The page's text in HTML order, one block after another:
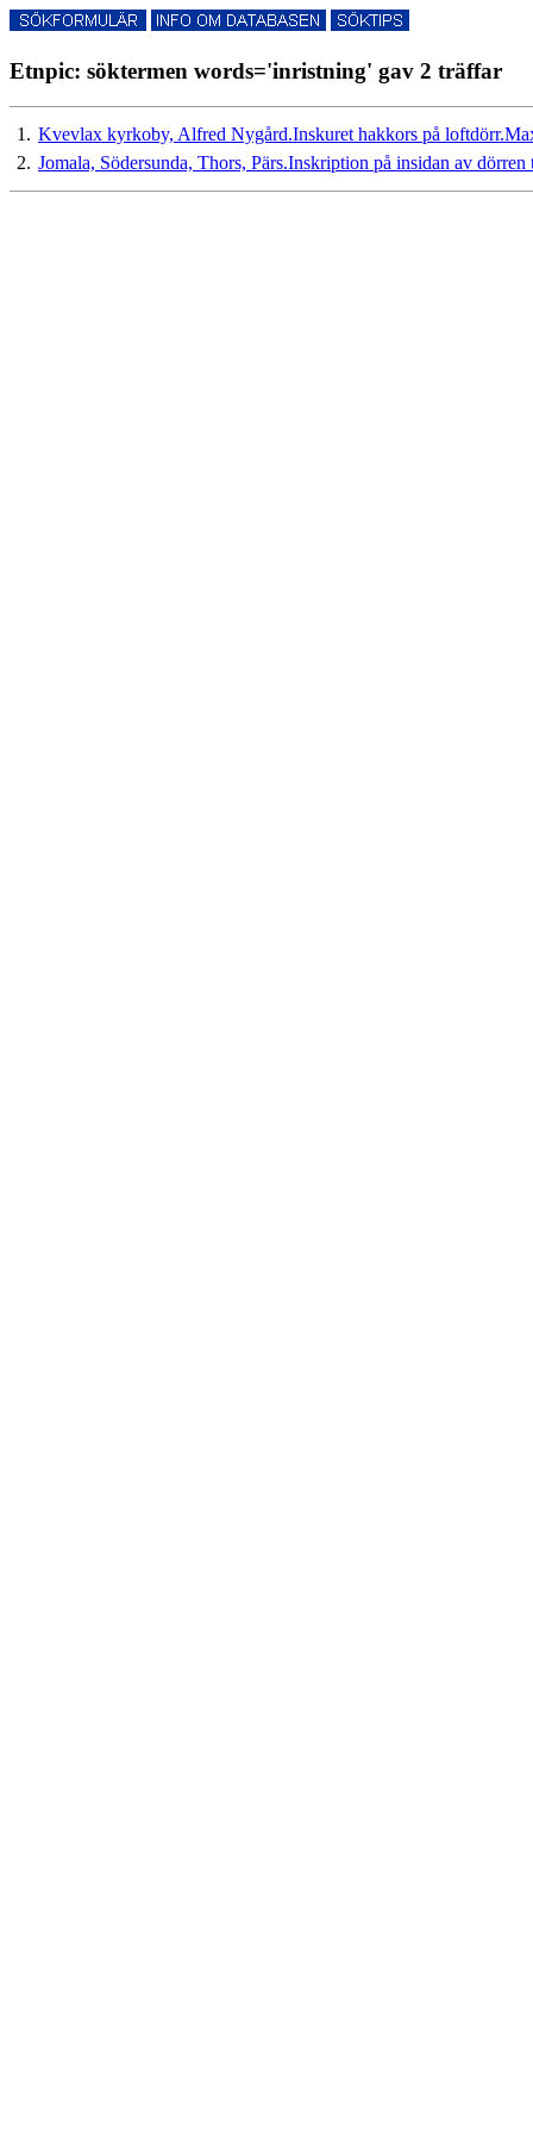
Etnpic: söktermen words='inristning' gav 2 träffar
1. Kvevlax kyrkoby, Alfred Nygård.Inskuret hakkors på
2. Jomala, Södersunda, Thors, Pärs.Inskription på insidan av